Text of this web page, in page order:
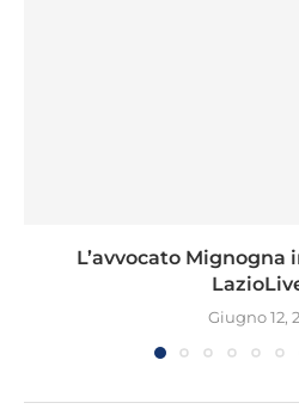
L’avvocato
Giugno 12,